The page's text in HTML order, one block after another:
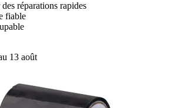
réparations rapides
fiable
13 août